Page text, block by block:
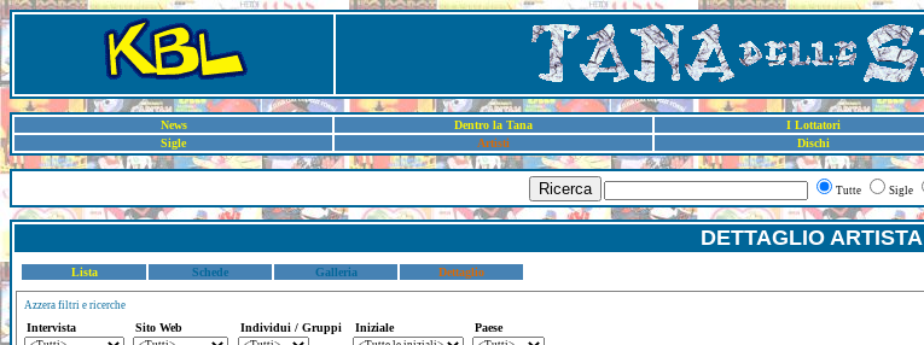
News Dentro la Tana I Lottatori
Sigle
Artisti Dischi
Ricerca Tutte Sigle
DETTAGLIO ARTISTA
Lista Schede Galleria Dettaglio
Azzera filtri e ricerche
Intervista Sito Web Individui / Gruppi Iniziale Paese